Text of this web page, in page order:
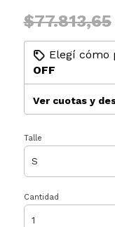
$77.813,65
Elegí cómo
OFF
Ver cuotas y
Talle
Cantidad